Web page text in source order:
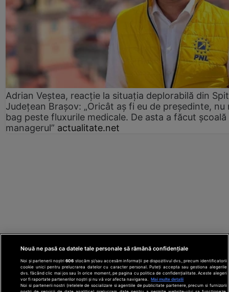
Adrian Veștea, reacție la situația deplorabilă din
Județean Brașov: „Oricât aș fi eu de președinte, nu
bag peste fluxurile medicale. De asta a făcut școală
managerul” actualitate.net
Nouă ne pasă ca datele tale personale să rămână confidențiale
Noi și partenerii noștri606 stocăm și/sau accesăm informații pe dispozitivul dvs., precum identificatorii
cookie unici pentru prelucrarea datelor cu caracter personal. Puteți accepta sau gestiona alegerile
dvs. făcând clic mai jos sau în orice moment, pe pagina cu politica de confidențialitate. Aceste alegeri
vor fi raportate partenerilor noștri și nu vă vor afecta navigarea.
Mai multe detalii
Noi si partenerii nostri (retelele de socializare si agentiile de publicitate partenere, precum si furnizorii